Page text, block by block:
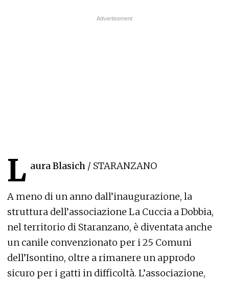
L aura Blasich / STARANZANO
A meno di un anno dall’inaugurazione, la
struttura dell’associazione La Cuccia a Dobbia,
nel territorio di Staranzano, è diventata anche
un canile convenzionato per i 25 Comuni
dell’Isontino, oltre a rimanere un approdo
sicuro per i gatti in difficoltà. L’associazione,